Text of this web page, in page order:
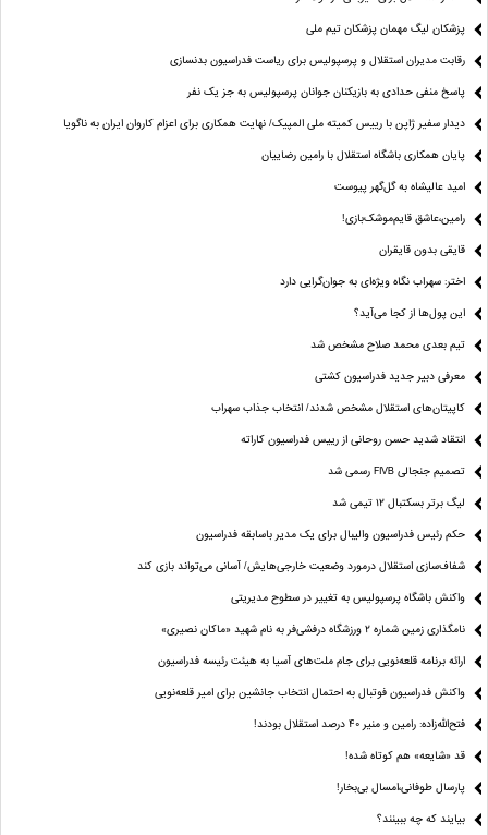
پزشکان لیگ مهمان پزشکان تیم ملی
رقابت مدیران استقلال و پرسپولیس برای ریاست فدراسیون بدنسازی
پاسخ منفی حدادی به بازیکنان جوانان پرسپولیس به جز یک نفر
دیدار سفیر ژاپن با رییس کمیته ملی المپیک/ نهایت همکاری برای اعزام کاروان ایران به ناگویا
پایان همکاری باشگاه استقلال با رامین رضاییان
امید عالیشاه به گل‌گهر پیوست
رامین،عاشق قایم‌موشک‌بازی!
قایقی بدون قایقران
اختر: سهراب نگاه ویژه‌ای به جوان‌گرایی دارد
این پول‌ها از کجا می‌آید؟
تیم بعدی محمد صلاح مشخص شد
معرفی دبیر جدید فدراسیون کشتی
کاپیتان‌های استقلال مشخص شدند/ انتخاب جذاب سهراب
انتقاد شدید حسن روحانی از رییس فدراسیون کاراته
تصمیم جنجالی FIVB رسمی شد
لیگ برتر بسکتبال ۱۲ تیمی شد
حکم رئیس فدراسیون والیبال برای یک مدیر باسابقه فدراسیون
شفاف‌سازی استقلال درمورد وضعیت خارجی‌هایش/ آسانی می‌تواند بازی کند
واکنش باشگاه پرسپولیس به تغییر در سطوح مدیریتی
نامگذاری زمین شماره ۲ ورزشگاه درفشی‌فر به نام شهید «ماکان نصیری»
ارائه برنامه‌ قلعه‌نویی برای جام ملت‌های آسیا به هیئت رئیسه فدراسیون
واکنش فدراسیون فوتبال به احتمال انتخاب جانشین برای امیر قلعه‌نویی
فتح‌الله‌زاده: رامین و منیر 40 درصد استقلال بودند!
قد «شایعه» هم کوتاه شده!
پارسال طوفانی،امسال بی‌بخار!
بیایند که چه ببینند؟